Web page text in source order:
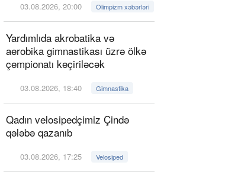
03.08.2026, 20:00 Olimpizm xəbərləri
Yardımlıda akrobatika və
aerobika gimnastikası üzrə ölkə
çempionatı keçiriləcək
03.08.2026, 18:40 Gimnastika
Qadın velosipedçimiz Çində
qələbə qazanıb
03.08.2026, 17:25 Velosiped